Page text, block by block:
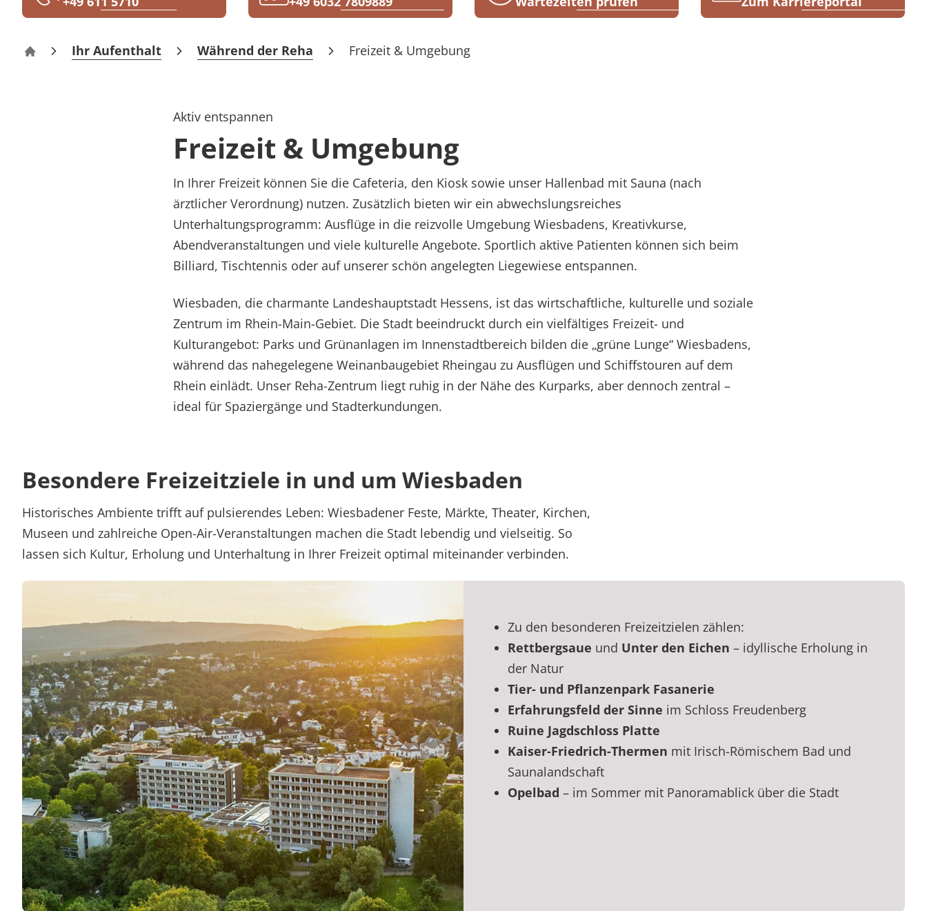
Rheumatologie
Reha-Zentrum Wiesbaden Sonnenberg
Ihr Aufenthalt Während der Reha Freizeit & Umgebung
Aktiv entspannen
Freizeit & Umgebung
In Ihrer Freizeit können Sie die Cafeteria, den Kiosk sowie unser Hallenbad mit Sauna (nach
ärztlicher Verordnung) nutzen. Zusätzlich bieten wir ein abwechslungsreiches
Unterhaltungsprogramm: Ausflüge in die reizvolle Umgebung Wiesbadens, Kreativkurse,
Abendveranstaltungen und viele kulturelle Angebote. Sportlich aktive Patienten können sich beim
Billiard, Tischtennis oder auf unserer schön angelegten Liegewiese entspannen.
Wiesbaden, die charmante Landeshauptstadt Hessens, ist das wirtschaftliche, kulturelle und soziale
Zentrum im Rhein-Main-Gebiet. Die Stadt beeindruckt durch ein vielfältiges Freizeit- und
Kulturangebot: Parks und Grünanlagen im Innenstadtbereich bilden die „grüne Lunge“ Wiesbadens,
während das nahegelegene Weinanbaugebiet Rheingau zu Ausflügen und Schiffstouren auf dem
Rhein einlädt. Unser Reha-Zentrum liegt ruhig in der Nähe des Kurparks, aber dennoch zentral –
ideal für Spaziergänge und Stadterkundungen.
Besondere Freizeitziele in und um Wiesbaden
Historisches Ambiente trifft auf pulsierendes Leben: Wiesbadener Feste, Märkte, Theater, Kirchen,
Museen und zahlreiche Open-Air-Veranstaltungen machen die Stadt lebendig und vielseitig. So
lassen sich Kultur, Erholung und Unterhaltung in Ihrer Freizeit optimal miteinander verbinden.
Zu den besonderen Freizeitzielen zählen:
Rettbergsaue und Unter den Eichen – idyllische Erholung in
der Natur
Tier- und Pflanzenpark Fasanerie
Erfahrungsfeld der Sinne im Schloss Freudenberg
Ruine Jagdschloss Platte
Kaiser-Friedrich-Thermen mit Irisch-Römischem Bad und
Saunalandschaft
Opelbad – im Sommer mit Panoramablick über die Stadt